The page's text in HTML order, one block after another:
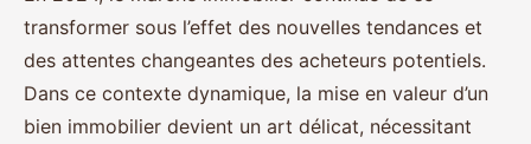
pratiques pour la mise en valeur
d'un bien immobilier ?
Chloé•20 décembre 2024 •4 min de lecture
transformer sous l’effet des nouvelles tendances et
des attentes changeantes des acheteurs potentiels.
Dans ce contexte dynamique, la mise en valeur d’un
bien immobilier devient un art délicat, nécessitant